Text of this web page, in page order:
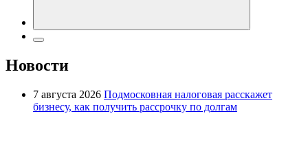
Новости
7 августа 2026 Подмосковная налоговая расскажет
бизнесу, как получить рассрочку по долгам